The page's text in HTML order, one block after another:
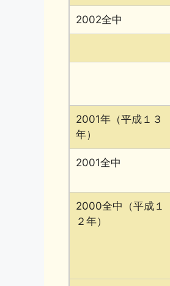
2002全中
2001年（平成１３
年）
2001全中
2000全中（平成１
２年）